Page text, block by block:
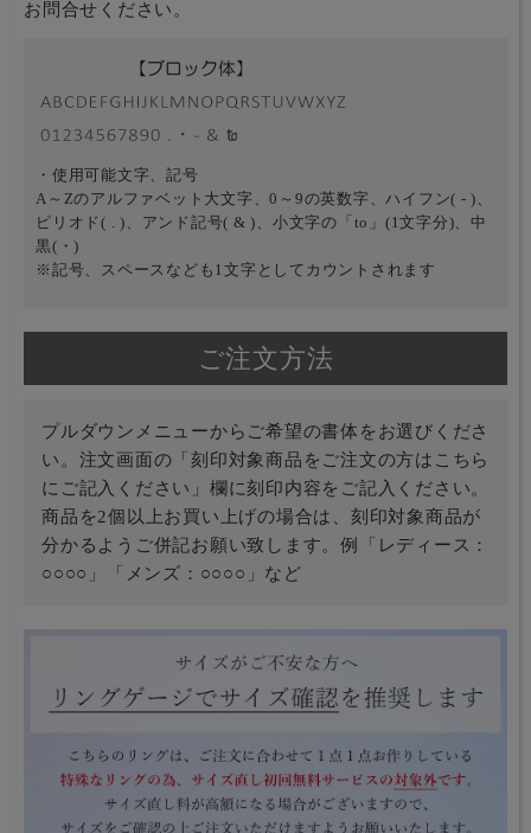
お問合せください。
・使用可能文字、記号
A～Zのアルファベット大文字、0～9の英数字、ハイフン( - )、
ピリオド( . )、アンド記号( & )、小文字の「to」(1文字分)、中
黒(・)
※記号、スペースなども1文字としてカウントされます
ご注文方法
プルダウンメニューからご希望の書体をお選びくださ
い。注文画面の「刻印対象商品をご注文の方はこちら
にご記入ください」欄に刻印内容をご記入ください。
商品を2個以上お買い上げの場合は、刻印対象商品が
分かるようご併記お願い致します。例「レディース：
○○○○」「メンズ：○○○○」など